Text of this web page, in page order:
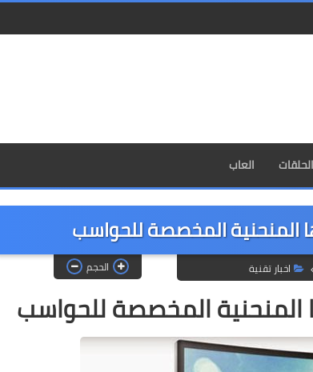
الحلقات العاب
المخصصة للحواسب
اخبار تقنية الحجم
المخصصة للحواسب